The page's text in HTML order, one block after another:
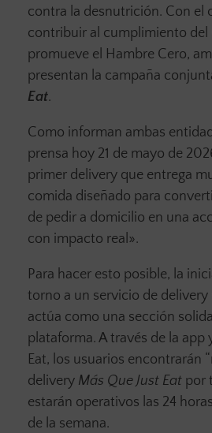
contra la desnutrición. Con el
contribuir al cumplimiento del
promueve el Hambre Cero,
presentan la campaña
Eat.
Como informan ambas
prensa hoy 21 de mayo de
primer delivery que entrega
comida diseñado para
de pedir a domicilio en una
con impacto real».
Para hacer esto posible, la
torno a un servicio de delivery
actúa como una sección
plataforma. A través de la app
Eat, los usuarios encontrarán
delivery Más Que Just Eat por
estarán operativos las 24
de la semana.